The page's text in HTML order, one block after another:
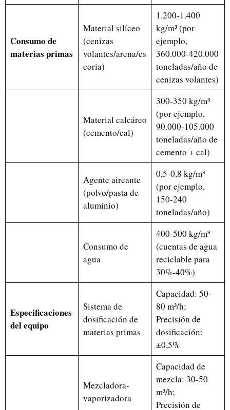
Consumo de
materias primas
Material silíceo
(cenizas
volantes/arena/es
coria)
1.200-1.400
kg/m³ (por
ejemplo,
360.000-420.000
toneladas/año de
cenizas volantes)
Material calcáreo
(cemento/cal)
300-350 kg/m³
(por ejemplo,
90.000-105.000
toneladas/año de
cemento + cal)
Agente aireante
(polvo/pasta de
aluminio)
0,5-0,8 kg/m³
(por ejemplo,
150-240
toneladas/año)
Consumo de
agua
400-500 kg/m³
(cuentas de agua
reciclable para
30%-40%)
Especificaciones
del equipo
Sistema de
dosificación de
materias primas
Capacidad: 50-
80 m³/h;
Precisión de
dosificación:
±0,5%
Mezcladora-
vaporizadora
Capacidad de
mezcla: 30-50
m³/h;
Precisión de
Portuguese
German
Indonesian
Uzbek